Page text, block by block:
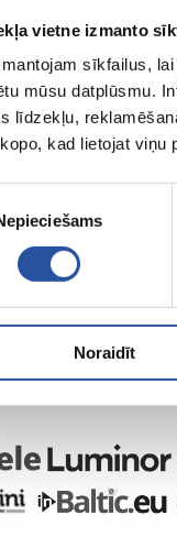
vietne izmanto
sīkfailus,
mūsu datplūsmu.
līdzekļu,
kad lietojat viņu
Noraidīt
su
kokybiškomis
pagrindinė
ir sodui!